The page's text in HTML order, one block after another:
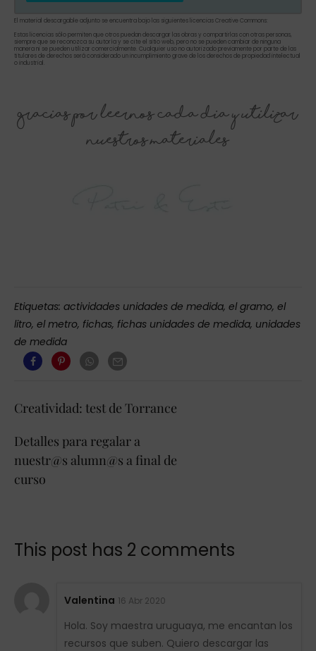
El material descargable adjunto se encuentra bajo las siguientes licencias Creative Commons:
Estas licencias sólo permiten que otros puedan descargar las obras y compartirlas con otras personas,
siempre que se reconozca su autoría y se cite el sitio web, pero no se pueden cambiar de ninguna
manera ni se pueden utilizar comercialmente. Cualquier uso no autorizado previamente por parte de las
titulares de derechos será considerado un incumplimiento grave de los derechos de propiedad intelectual
o industrial.
Gracias por leernos cada dia y utilizar
nuestros materiales
Etiquetas: actividades unidades de medida, el gramo, el
litro, el metro, fichas, fichas unidades de medida, unidades
de medida
Creatividad: test de Torrance
Detalles para regalar a
nuestr@s alumn@s a final de
curso
This post has 2 comments
Valentina 16 Abr 2020
Hola. Soy maestra uruguaya, me encantan los
recursos que suben. Quiero descargar las